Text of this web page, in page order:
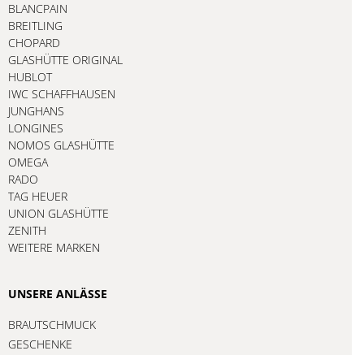
BLANCPAIN
BREITLING
CHOPARD
GLASHÜTTE ORIGINAL
HUBLOT
IWC SCHAFFHAUSEN
JUNGHANS
LONGINES
NOMOS GLASHÜTTE
OMEGA
RADO
TAG HEUER
UNION GLASHÜTTE
ZENITH
WEITERE MARKEN
UNSERE ANLÄSSE
BRAUTSCHMUCK
GESCHENKE